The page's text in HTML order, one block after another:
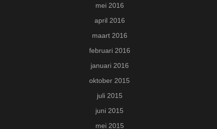
mei 2016
april 2016
maart 2016
februari 2016
januari 2016
oktober 2015
juli 2015
juni 2015
mei 2015